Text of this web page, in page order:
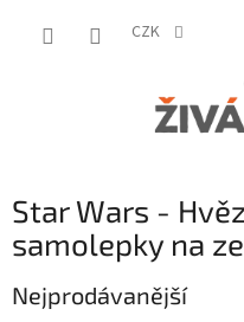
CZK
Star Wars -
samolepky na
Nejprodávanější